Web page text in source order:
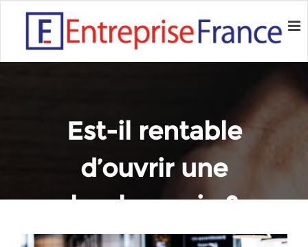
Est-il rentable
d’ouvrir une
boulangerie ?
Home Conseils Est-il rentable d’ouvrir une boulangerie ?